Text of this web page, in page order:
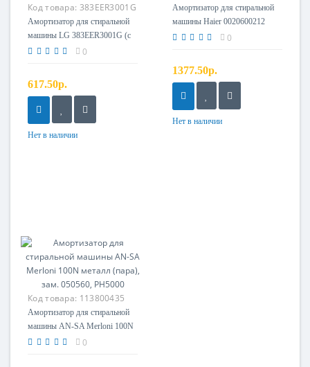
Код товара: 383EER3001G
Амортизатор для стиральной
машины LG 383EER3001G (с
пальцами) 383EER3001G
0
617.50р.
Нет в наличии
Амортизатор для стиральной
машины Haier 0020600212
0
1377.50р.
Нет в наличии
Код товара: 113800435
Амортизатор для стиральной
машины AN-SA Merloni 100N
металл (пара), зам. 050560,
0